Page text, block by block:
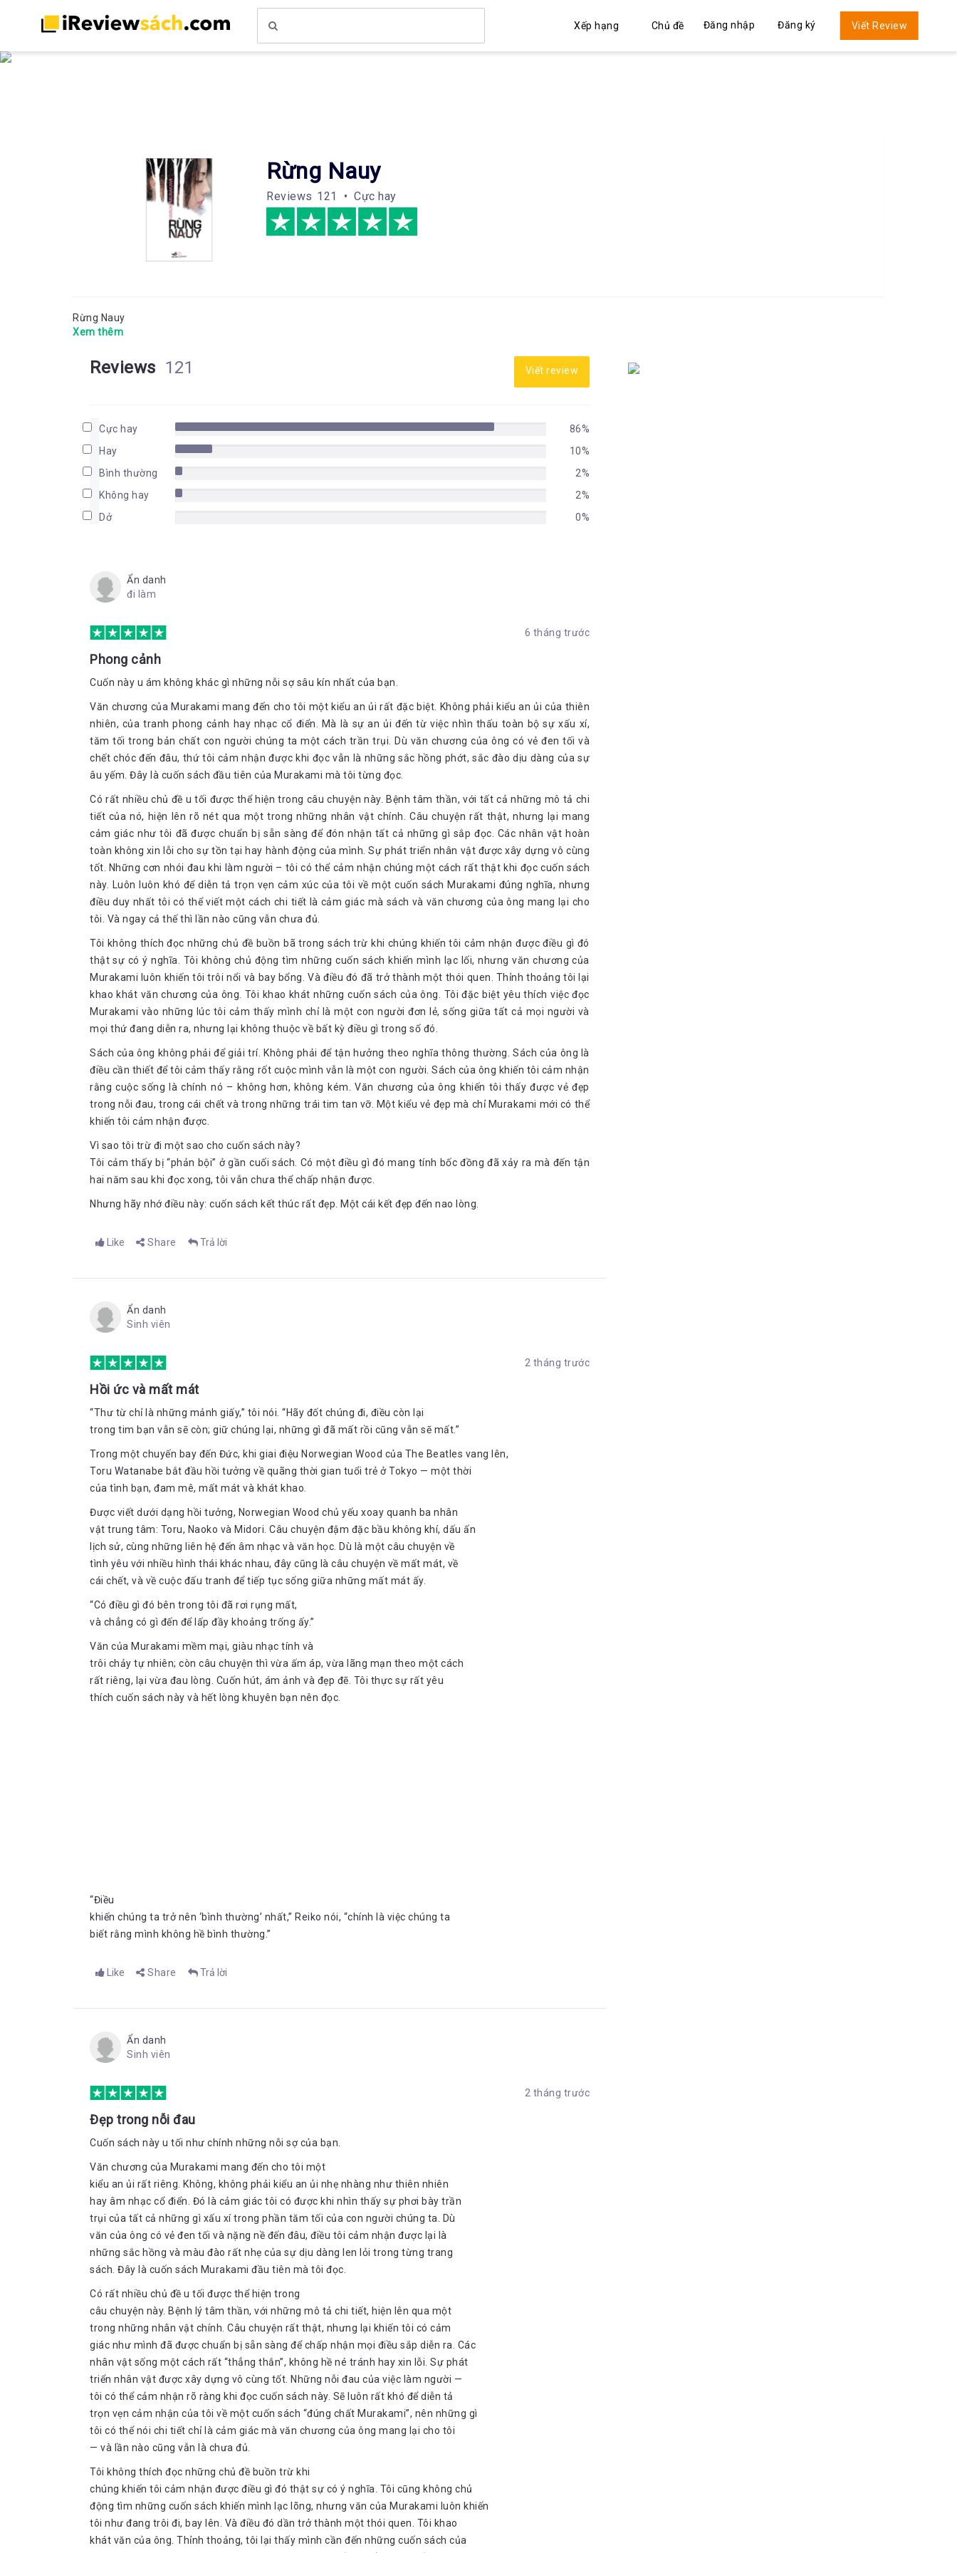
Xếp hạng Chủ đề Đăng nhập Đăng ký Viết Review
Rừng Nauy
Reviews 121 • Cực hay
Rừng Nauy
Xem thêm
Reviews 121 Viết review
Cực hay
86%
Hay
10%
Bình thường
2%
Không hay
2%
Dở
0%
Ẩn danh
đi làm
6 tháng trước
Phong cảnh
Cuốn này u ám không khác gì những nỗi sợ sâu kín nhất của bạn.
Văn chương của Murakami mang đến cho tôi một kiểu an ủi rất đặc biệt. Không phải kiểu an ủi của thiên
nhiên, của tranh phong cảnh hay nhạc cổ điển. Mà là sự an ủi đến từ việc nhìn thấu toàn bộ sự xấu xí,
tăm tối trong bản chất con người chúng ta một cách trần trụi. Dù văn chương của ông có vẻ đen tối và
chết chóc đến đâu, thứ tôi cảm nhận được khi đọc vẫn là những sắc hồng phớt, sắc đào dịu dàng của sự
âu yếm. Đây là cuốn sách đầu tiên của Murakami mà tôi từng đọc.
Có rất nhiều chủ đề u tối được thể hiện trong câu chuyện này. Bệnh tâm thần, với tất cả những mô tả chi
tiết của nó, hiện lên rõ nét qua một trong những nhân vật chính. Câu chuyện rất thật, nhưng lại mang
cảm giác như tôi đã được chuẩn bị sẵn sàng để đón nhận tất cả những gì sắp đọc. Các nhân vật hoàn
toàn không xin lỗi cho sự tồn tại hay hành động của mình. Sự phát triển nhân vật được xây dựng vô cùng
tốt. Những cơn nhói đau khi làm người – tôi có thể cảm nhận chúng một cách rất thật khi đọc cuốn sách
này. Luôn luôn khó để diễn tả trọn vẹn cảm xúc của tôi về một cuốn sách Murakami đúng nghĩa, nhưng
điều duy nhất tôi có thể viết một cách chi tiết là cảm giác mà sách và văn chương của ông mang lại cho
tôi. Và ngay cả thế thì lần nào cũng vẫn chưa đủ.
Tôi không thích đọc những chủ đề buồn bã trong sách trừ khi chúng khiến tôi cảm nhận được điều gì đó
thật sự có ý nghĩa. Tôi không chủ động tìm những cuốn sách khiến mình lạc lối, nhưng văn chương của
Murakami luôn khiến tôi trôi nổi và bay bổng. Và điều đó đã trở thành một thói quen. Thỉnh thoảng tôi lại
khao khát văn chương của ông. Tôi khao khát những cuốn sách của ông. Tôi đặc biệt yêu thích việc đọc
Murakami vào những lúc tôi cảm thấy mình chỉ là một con người đơn lẻ, sống giữa tất cả mọi người và
mọi thứ đang diễn ra, nhưng lại không thuộc về bất kỳ điều gì trong số đó.
Sách của ông không phải để giải trí. Không phải để tận hưởng theo nghĩa thông thường. Sách của ông là
điều cần thiết để tôi cảm thấy rằng rốt cuộc mình vẫn là một con người. Sách của ông khiến tôi cảm nhận
rằng cuộc sống là chính nó – không hơn, không kém. Văn chương của ông khiến tôi thấy được vẻ đẹp
trong nỗi đau, trong cái chết và trong những trái tim tan vỡ. Một kiểu vẻ đẹp mà chỉ Murakami mới có thể
khiến tôi cảm nhận được.
Vì sao tôi trừ đi một sao cho cuốn sách này?
Tôi cảm thấy bị “phản bội” ở gần cuối sách. Có một điều gì đó mang tính bốc đồng đã xảy ra mà đến tận
hai năm sau khi đọc xong, tôi vẫn chưa thể chấp nhận được.
Nhưng hãy nhớ điều này: cuốn sách kết thúc rất đẹp. Một cái kết đẹp đến nao lòng.
Like Share Trả lời
Ẩn danh
Sinh viên
2 tháng trước
Hồi ức và mất mát
“Thư từ chỉ là những mảnh giấy,” tôi nói. “Hãy đốt chúng đi, điều còn lại
trong tim bạn vẫn sẽ còn; giữ chúng lại, những gì đã mất rồi cũng vẫn sẽ mất.”
Trong một chuyến bay đến Đức, khi giai điệu Norwegian Wood của The Beatles vang lên,
Toru Watanabe bắt đầu hồi tưởng về quãng thời gian tuổi trẻ ở Tokyo — một thời
của tình bạn, đam mê, mất mát và khát khao.
Được viết dưới dạng hồi tưởng, Norwegian Wood chủ yếu xoay quanh ba nhân
vật trung tâm: Toru, Naoko và Midori. Câu chuyện đậm đặc bầu không khí, dấu ấn
lịch sử, cùng những liên hệ đến âm nhạc và văn học. Dù là một câu chuyện về
tình yêu với nhiều hình thái khác nhau, đây cũng là câu chuyện về mất mát, về
cái chết, và về cuộc đấu tranh để tiếp tục sống giữa những mất mát ấy.
“Có điều gì đó bên trong tôi đã rơi rụng mất,
và chẳng có gì đến để lấp đầy khoảng trống ấy.”
Văn của Murakami mềm mại, giàu nhạc tính và
trôi chảy tự nhiên; còn câu chuyện thì vừa ấm áp, vừa lãng mạn theo một cách
rất riêng, lại vừa đau lòng. Cuốn hút, ám ảnh và đẹp đẽ. Tôi thực sự rất yêu
thích cuốn sách này và hết lòng khuyên bạn nên đọc.
“Điều
khiến chúng ta trở nên ‘bình thường’ nhất,” Reiko nói, “chính là việc chúng ta
biết rằng mình không hề bình thường.”
Like Share Trả lời
Ẩn danh
Sinh viên
2 tháng trước
Đẹp trong nỗi đau
Cuốn sách này u tối như chính những nỗi sợ của bạn.
Văn chương của Murakami mang đến cho tôi một
kiểu an ủi rất riêng. Không, không phải kiểu an ủi nhẹ nhàng như thiên nhiên
hay âm nhạc cổ điển. Đó là cảm giác tôi có được khi nhìn thấy sự phơi bày trần
trụi của tất cả những gì xấu xí trong phần tăm tối của con người chúng ta. Dù
văn của ông có vẻ đen tối và nặng nề đến đâu, điều tôi cảm nhận được lại là
những sắc hồng và màu đào rất nhẹ của sự dịu dàng len lỏi trong từng trang
sách. Đây là cuốn sách Murakami đầu tiên mà tôi đọc.
Có rất nhiều chủ đề u tối được thể hiện trong
câu chuyện này. Bệnh lý tâm thần, với những mô tả chi tiết, hiện lên qua một
trong những nhân vật chính. Câu chuyện rất thật, nhưng lại khiến tôi có cảm
giác như mình đã được chuẩn bị sẵn sàng để chấp nhận mọi điều sắp diễn ra. Các
nhân vật sống một cách rất “thẳng thắn”, không hề né tránh hay xin lỗi. Sự phát
triển nhân vật được xây dựng vô cùng tốt. Những nỗi đau của việc làm người —
tôi có thể cảm nhận rõ ràng khi đọc cuốn sách này. Sẽ luôn rất khó để diễn tả
trọn vẹn cảm nhận của tôi về một cuốn sách “đúng chất Murakami”, nên những gì
tôi có thể nói chi tiết chỉ là cảm giác mà văn chương của ông mang lại cho tôi
— và lần nào cũng vẫn là chưa đủ.
Tôi không thích đọc những chủ đề buồn trừ khi
chúng khiến tôi cảm nhận được điều gì đó thật sự có ý nghĩa. Tôi cũng không chủ
động tìm những cuốn sách khiến mình lạc lõng, nhưng văn của Murakami luôn khiến
tôi như đang trôi đi, bay lên. Và điều đó dần trở thành một thói quen. Tôi khao
khát văn của ông. Thỉnh thoảng, tôi lại thấy mình cần đến những cuốn sách của